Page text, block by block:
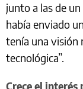
junto a las de
había enviado
tenía una visión
tecnológica”.
Crece el interés